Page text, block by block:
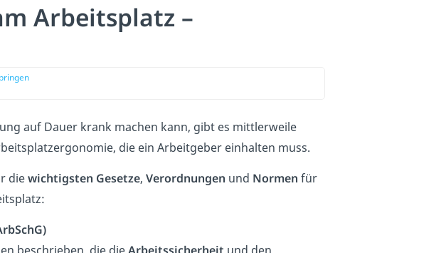
Arbeitsplatz –
auf Dauer krank machen kann, gibt es mittlerweile
die ein Arbeitgeber einhalten muss.
diewichtigsten Gesetze, Verordnungen und Normen für